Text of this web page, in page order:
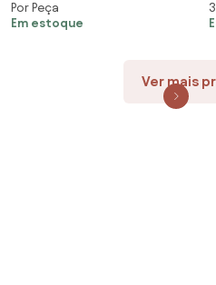
45x70cm - Lufamar
Por Peça
Em estoque
Ver mais